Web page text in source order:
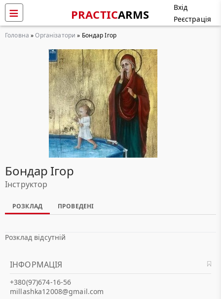
PRACTICARMS
Вхід
Реєстрація
Головна »Організатори » Бондар Ігор
Бондар Ігор
Інструктор
РОЗКЛАД ПРОВЕДЕНІ
Розклад відсутній
ІНФОРМАЦІЯ
+380(97)674-16-56
millashka12008@gmail.com